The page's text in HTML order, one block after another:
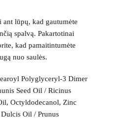
ant lūpų, kad gautumėte
spalvą. Pakartotinai
kad pamaitintumėte
nuo saulės.
Polyglyceryl-3 Dimer
Seed Oil / Ricinus
Octyldodecanol, Zinc
Oil / Prunus